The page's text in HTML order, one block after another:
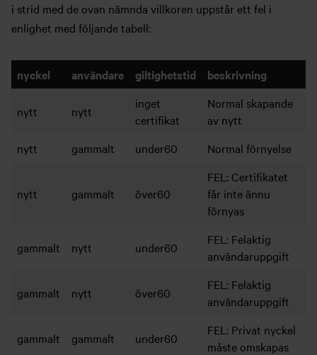
i strid med de ovan nämnda villkoren uppstår ett fel i
enlighet med följande tabell:
nyckel användare giltighetstid beskrivning
nytt nytt
inget
certifikat
Normal skapande
av nytt
nytt
gammalt under60 Normal förnyelse
nytt gammalt över60
FEL: Certifikatet
får inte ännu
förnyas
gammalt nytt under60
FEL: Felaktig
användaruppgift
gammalt nytt över60
FEL: Felaktig
användaruppgift
gammalt gammalt under60
FEL: Privat nyckel
måste omskapas